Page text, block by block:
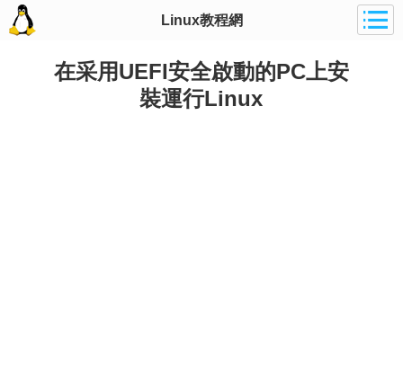
Linux教程網
在采用UEFI安全啟動的PC上安
裝運行Linux